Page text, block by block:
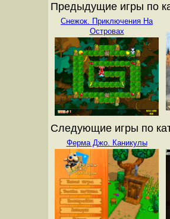
Предыдущие игры по
Снежок. Приключения На
Островах
Следующие игры по
Ферма Джо. Каникулы